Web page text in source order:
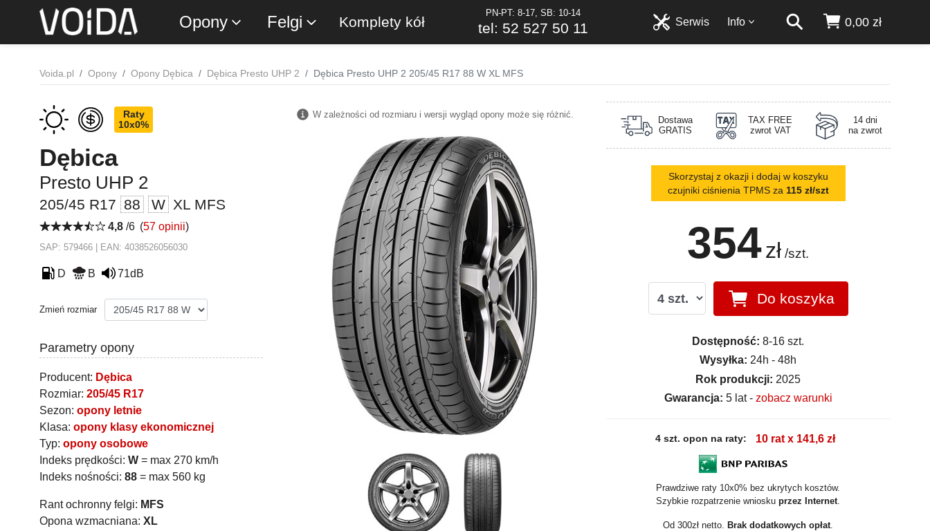
Opony Felgi Komplety kół
PN-PT: 8-17, SB: 10-14
tel: 52 527 50 11 0,00 zł
Info
Serwis
Voida.pl Opony Opony Dębica Dębica Presto UHP 2 Dębica Presto UHP 2 205/45 R17 88 W XL MFS
Raty
10x0%
Dębica
Presto UHP 2
205/45 R17 88 W XL MFS
4,8 /6 (57 opinii)
SAP: 579466 | EAN: 4038526056030
D B 71dB
Zmień rozmiar
Parametry opony
Producent: Dębica
Rozmiar: 205/45 R17
Sezon: opony letnie
Klasa: opony klasy ekonomicznej
Typ: opony osobowe
Indeks prędkości: W = max 270 km/h
Indeks nośności: 88 = max 560 kg
Rant ochronny felgi: MFS
Opona wzmacniana: XL
W zależności od rozmiaru i wersji wygląd opony może się różnić.
Dostawa
GRATIS
TAX FREE
zwrot VAT
14 dni
na zwrot
Skorzystaj z okazji i dodaj w koszyku
czujniki ciśnienia TPMS za 115 zł/szt
354zł /szt.
Do koszyka
Dostępność: 8-16 szt.
Wysyłka: 24h - 48h
Rok produkcji: 2025
Gwarancja: 5 lat - zobacz warunki
4 szt. opon na raty: 10 rat x 141,6 zł
Prawdziwe raty 10x0% bez ukrytych kosztów.
Szybkie rozpatrzenie wnioskuprzez Internet
Od 300zł netto. Brak dodatkowych opłat